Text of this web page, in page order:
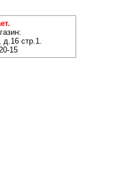
д.16 стр.1.
15